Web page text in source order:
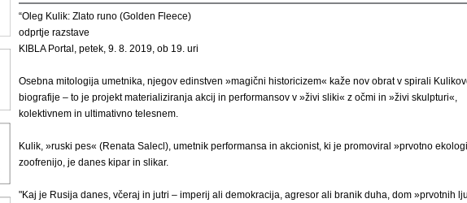
“Oleg Kulik: Zlato runo (Golden Fleece)
odprtje razstave
KIBLA Portal, petek, 9. 8. 2019, ob 19. uri
Osebna mitologija umetnika, njegov edinstven »magični historicizem« kaže nov obrat v spirali
biografije – to je projekt materializiranja akcij in performansov v »živi sliki« z očmi in »živi skulpturi«,
kolektivnem in ultimativno telesnem.
Kulik, »ruski pes« (Renata Salecl), umetnik performansa in akcionist, ki je promoviral »prvotno
zoofrenijo, je danes kipar in slikar.
"Kaj je Rusija danes, včeraj in jutri – imperij ali demokracija, agresor ali branik duha, dom »prvotnih